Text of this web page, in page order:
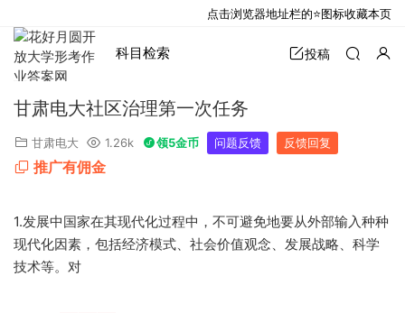
科目检索 投稿
甘肃电大社区治理第一次任务
甘肃电大 1.26k 领5金币 问题反馈 反馈回复
推广有佣金
1.发展中国家在其现代化过程中，不可避免地要从外部输入种种
现代化因素，包括经济模式、社会价值观念、发展战略、科学
技术等。对
点击浏览器地址栏的⭐图标收藏本页